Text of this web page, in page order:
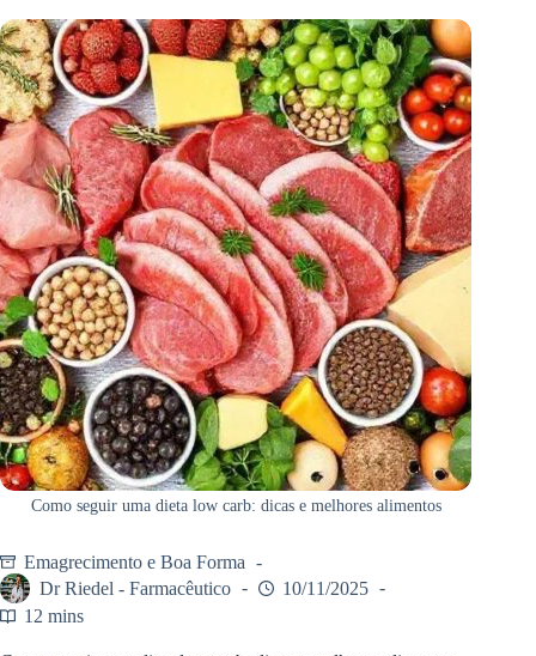
Como seguir uma dieta low carb: dicas e melhores alimentos
Emagrecimento e Boa Forma
Dr Riedel - Farmacêutico
10/11/2025
12 mins